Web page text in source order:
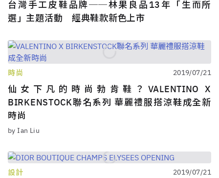
台灣手工皮鞋品牌──林果良品13年「生而所
選」主題活動 經典鞋款新色上市
時尚 2019/07/21
仙女下凡的時尚勃肯鞋？VALENTINO X
BIRKENSTOCK聯名系列 華麗禮服搭涼鞋成全新
時尚
by Ian Liu
設計 2019/07/21